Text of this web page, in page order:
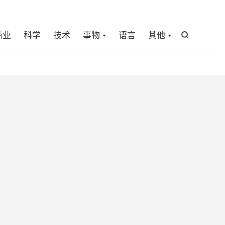

业 科学 技术 事物 语言 其他